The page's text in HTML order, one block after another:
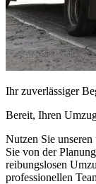
Ihr zuverlässiger
Bereit, Ihren
Nutzen Sie
Sie von der
reibungslosen
professionellen